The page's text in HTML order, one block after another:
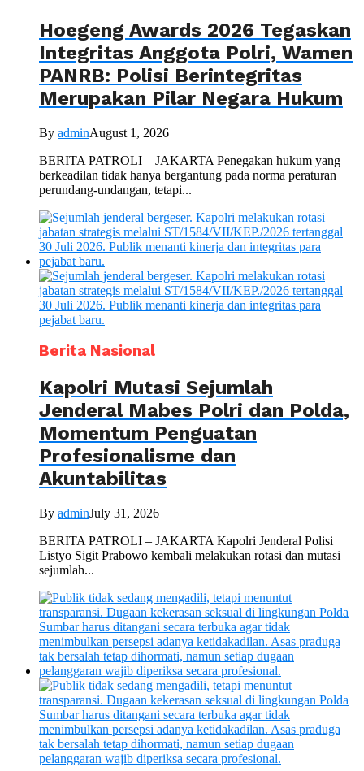
Hoegeng Awards 2026 Tegaskan
Integritas Anggota Polri, Wamen
PANRB: Polisi Berintegritas
Merupakan Pilar Negara Hukum
By adminAugust 1, 2026
BERITA PATROLI – JAKARTA Penegakan hukum yang
berkeadilan tidak hanya bergantung pada norma peraturan
perundang-undangan, tetapi...
Berita Nasional
Kapolri Mutasi Sejumlah
Jenderal Mabes Polri dan Polda,
Momentum Penguatan
Profesionalisme dan
Akuntabilitas
By adminJuly 31, 2026
BERITA PATROLI – JAKARTA Kapolri Jenderal Polisi
Listyo Sigit Prabowo kembali melakukan rotasi dan mutasi
sejumlah...